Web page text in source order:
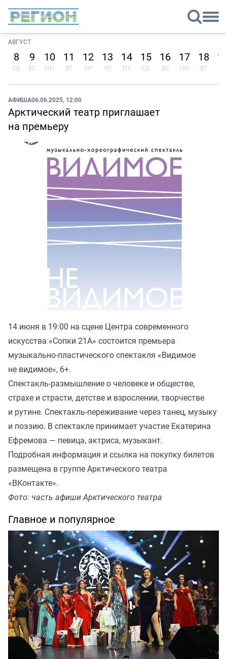
АВГУСТ
8
СБ
9
ВС
10
ПН
11
ВТ
12
СР
13
ЧТ
14
ПТ
15
СБ
16
ВС
17
ПН
18
ВТ
АФИША06.06.2025, 12:00
Арктический театр приглашает
на премьеру
14 июня в 19:00 на сцене Центра современного
искусства «Сопки 21А» состоится премьера
музыкально-пластического спектакля «Видимое
не видимое», 6+.
Спектакль-размышление о человеке и обществе,
страхе и страсти, детстве и взрослении, творчестве
и рутине. Спектакль-переживание через танец, музыку
и поэзию. В спектакле принимает участие Екатерина
Ефремова — певица, актриса, музыкант.
Подробная информация и ссылка на покупку билетов
размещена в группе Арктического театра
«ВКонтакте».
Фото: часть афиши Арктического театра
Главное и популярное